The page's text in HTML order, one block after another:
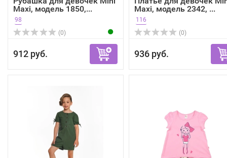
Maxi, модель 1850,...
98
(0)
912 руб.
Maxi, модель 2342, ...
116
(0)
936 руб.